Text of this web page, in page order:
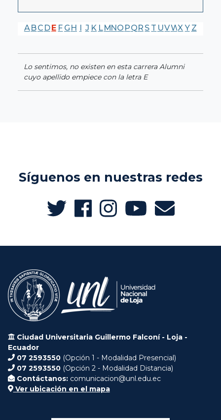
A BC DE F G H I J K LMNO PQR S T UVWX Y Z
Lo sentimos, no existen en esta carrera Alumni
cuyo apellido empiece con la letra E
Síguenos en nuestras redes
Ciudad Universitaria Guillermo Falconí - Loja -
Ecuador
07 2593550 (Opción 1 - Modalidad Presencial)
07 2593550 (Opción 2 - Modalidad Distancia)
Contáctanos: comunicacion@unl.edu.ec
Ver ubicación en el mapa